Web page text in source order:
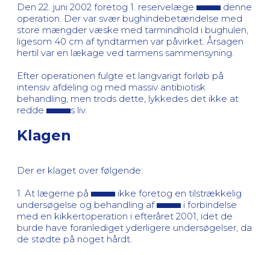
Den 22. juni 2002 foretog 1. reservelæge
denne
operation. Der var svær bughindebetændelse med
store mængder væske med tarmindhold i bughulen,
ligesom 40 cm af tyndtarmen var påvirket. Årsagen
hertil var en lækage ved tarmens sammensyning.
Efter operationen fulgte et langvarigt forløb på
intensiv afdeling og med massiv antibiotisk
behandling, men trods dette, lykkedes det ikke at
redde
s liv.
Klagen
Der er klaget over følgende:
1. At lægerne på
ikke foretog en tilstrækkelig
undersøgelse og behandling af
i forbindelse
med en kikkertoperation i efteråret 2001, idet de
burde have foranlediget yderligere undersøgelser, da
de stødte på noget hårdt.